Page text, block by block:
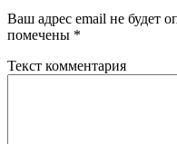
Ваш адрес email не будет
помечены *
Текст комментария